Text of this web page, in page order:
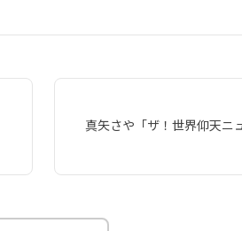
真矢さや「ザ！世界仰天ニ